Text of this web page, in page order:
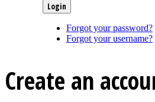
Forgot your password?
Forgot your username?
Create an